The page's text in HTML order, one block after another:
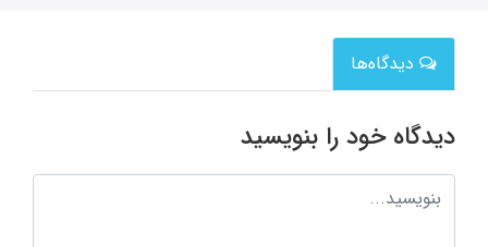
دیدگاه‌ها
دیدگاه خود را بنویسید